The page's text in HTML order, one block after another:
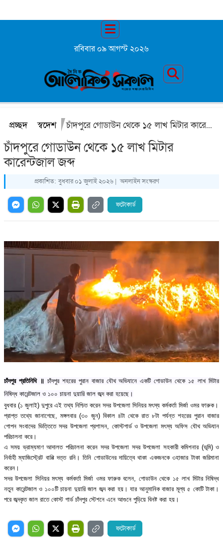
রবিবার ০৯ আগস্ট ২০২৬
প্রচ্ছদ স্বদেশ চাঁদপুরে গোডাউন থেকে ১৫ লাখ মিটার কারেন্টজাল জব্দ
চাঁদপুরে গোডাউন থেকে ১৫ লাখ মিটার
কারেন্টজাল জব্দ
প্রকাশিত: বুধবার ০১ জুলাই ২০২৬ | অনলাইন সংস্করণ
ফটোকার্ড
চাঁদপুর প্রতিনিধি ॥ চাঁদপুর শহরের পুরান বাজার যৌথ অভিযানে একটি গোডাউন থেকে ১৫ লাখ মিটার
নিষিদ্ধ কারেন্টজাল ও ১০০ চায়না দুয়ারি জাল জব্দ করা হয়েছে।
বুধবার (১ জুলাই) দুপুরে এই তথ্য নিশ্চিত করেন সদর উপজেলা সিনিয়র মৎস্য কর্মকর্তা মির্জা ওমর ফারুক।
প্রাপ্ত তথ্যে জানাগেছে, মঙ্গলবার (৩০ জুন) বিকাল ৪টা থেকে রাত ৮টা পর্যন্ত শহরের পুরান বাজার
গোপন সংবাদের ভিত্তিতে সদর উপজেলা প্রশাসন, কোস্টগার্ড ও উপজেলা মৎস্য অফিস যৌথ অভিযান
পরিচালনা করে।
এ সময় ভ্রাম্যমাণ আদালত পরিচালনা করেন সদর উপজেলা সদর উপজেলা সহকারী কমিশনার (ভূমি) ও
নির্বাহী ম্যাজিস্ট্রেট বাপ্পি দত্ত রনি। তিনি গোডাউনের দায়িত্বে থাকা একজনকে ৩হাজার টাকা জরিমানা
করেন।
সদর উপজেলা সিনিয়র মৎস্য কর্মকর্তা মির্জা ওমর ফারুক বলেন, গোডাউন থেকে ১৫ লাখ মিটার নিষিদ্ধ
নতুন কারেন্টজাল ও ১০০টি চায়না দুয়ারি জাল জব্দ করা হয়। যার আনুমানিক বাজার মূল্য ৫ কোটি টাকা।
পরে জব্দকৃত জাল রাতে কোস্ট গার্ড চাঁদপুর স্টেশনে এনে আগুনে পুড়িয়ে বিনষ্ট করা হয়।
ফটোকার্ড